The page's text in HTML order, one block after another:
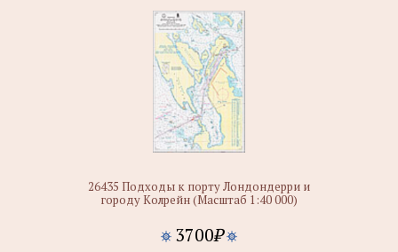
26435 Подходы к порту Лондондерри и
городу Колрейн (Масштаб 1:40 000)
3700₽